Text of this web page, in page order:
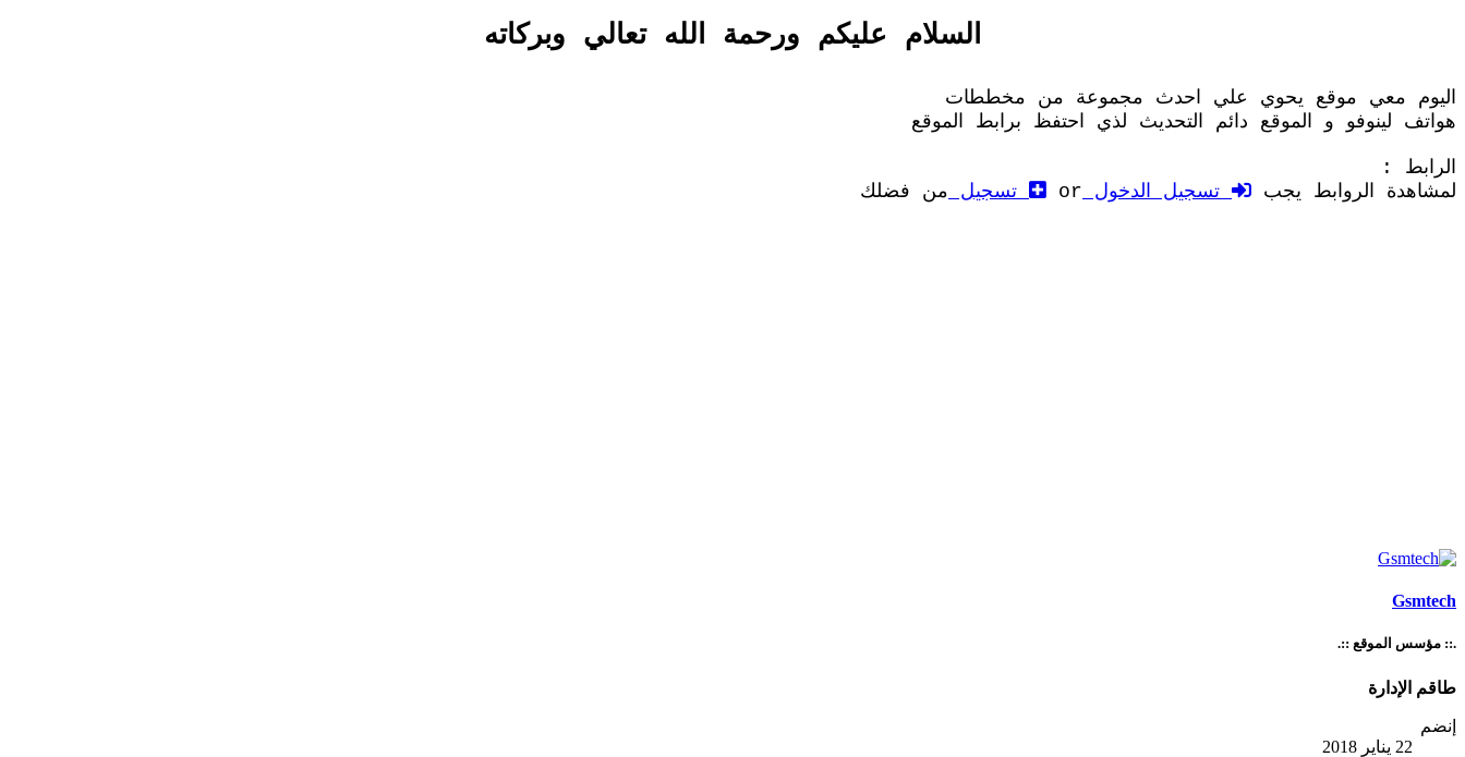
السلام عليكم ورحمة الله تعالي وبركاته​
اليوم معي موقع يحوي علي احدث مجموعة من مخططات
هواتف لينوفو و الموقع دائم التحديث لذي احتفظ برابط الموقع
الرابط :
لمشاهدة الروابط يجب
تسجيل الدخول or تسجيل من فضلك
Gsmtech
.:: مؤسس الموقع ::.
طاقم الإدارة
إنضم
22 يناير 2018